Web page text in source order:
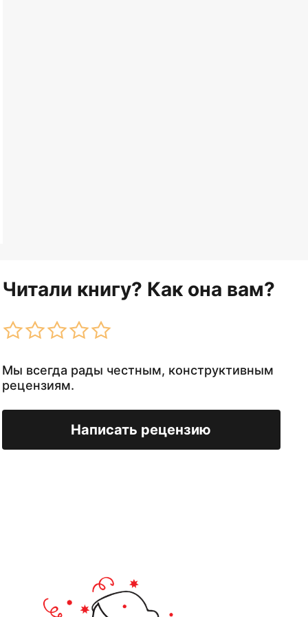
Читали книгу? Как она вам?
Мы всегда рады честным, конструктивным
рецензиям.
Написать рецензию